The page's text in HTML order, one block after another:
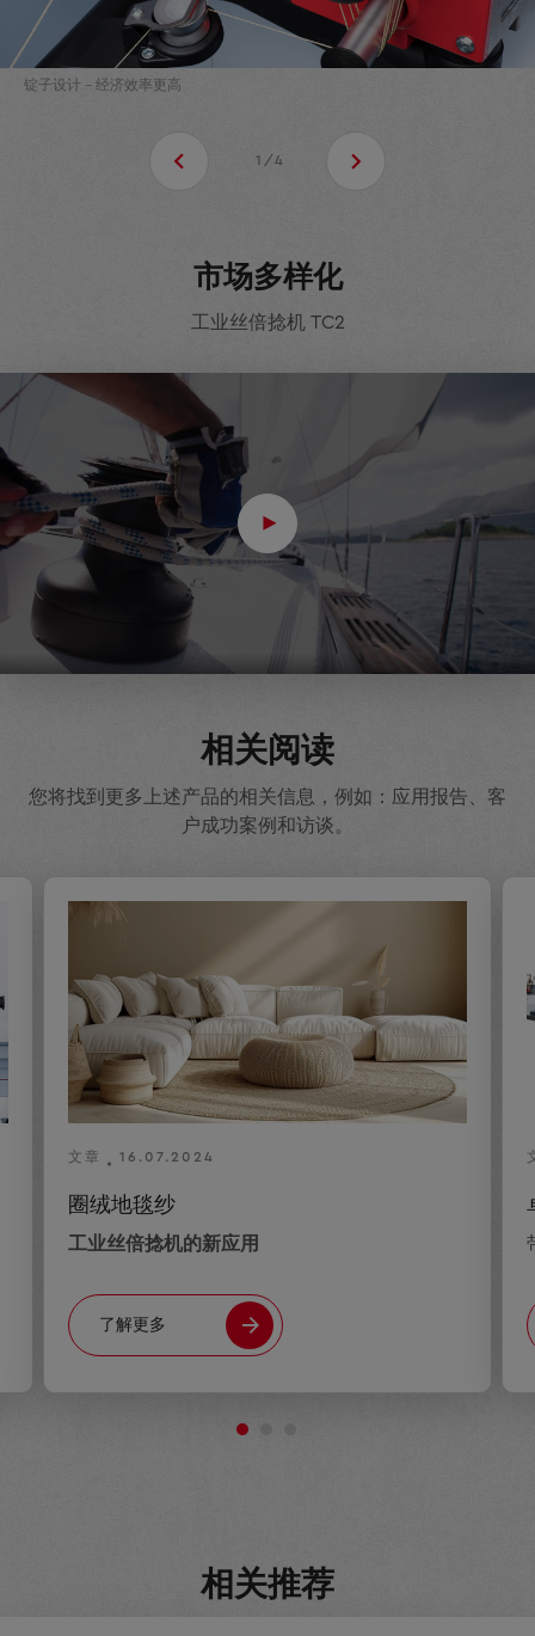
锭子设计 - 经济效率更高
1/4
市场多样化
工业丝倍捻机 TC2
相关阅读
您将找到更多上述产品的相关信息，例如：应用报告、客
户成功案例和访谈。
文章 16.07.2024
圈绒地毯纱
工业丝倍捻机的新应用
了解更多
相关推荐